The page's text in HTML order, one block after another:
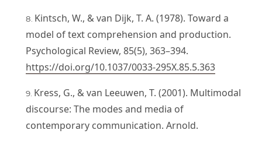
Kintsch, W., & van Dijk, T. A. (1978). Toward a
model of text comprehension and production.
Psychological Review, 85(5), 363–394.
https://doi.org/10.1037/0033-295X.85.5.363
Kress, G., & van Leeuwen, T. (2001). Multimodal
discourse: The modes and media of
contemporary communication. Arnold.